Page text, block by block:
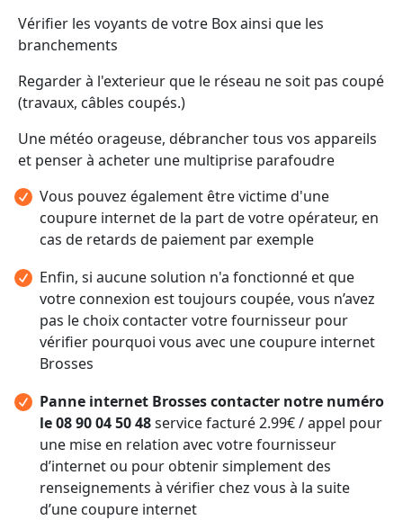
Vérifier les voyants de votre Box ainsi que les
branchements
Regarder à l'exterieur que le réseau ne soit pas coupé
(travaux, câbles coupés.)
Une météo orageuse, débrancher tous vos appareils
et penser à acheter une multiprise parafoudre
Vous pouvez également être victime d'une
coupure internet de la part de votre opérateur, en
cas de retards de paiement par exemple
Enfin, si aucune solution n'a fonctionné et que
votre connexion est toujours coupée, vous n’avez
pas le choix contacter votre fournisseur pour
vérifier pourquoi vous avec une coupure internet
Brosses
Panne internet Brosses contacter notre numéro
le 08 90 04 50 48service facturé 2.99€ / appel pour
une mise en relation avec votre fournisseur
d’internet ou pour obtenir simplement des
renseignements à vérifier chez vous à la suite
d’une coupure internet